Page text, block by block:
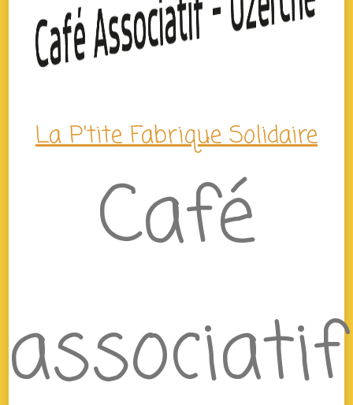
La P'tite Fabrique Solidaire
Café
associatif